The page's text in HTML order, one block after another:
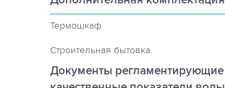
Термошкаф
Строительная бытовка
Документы регламентирующие